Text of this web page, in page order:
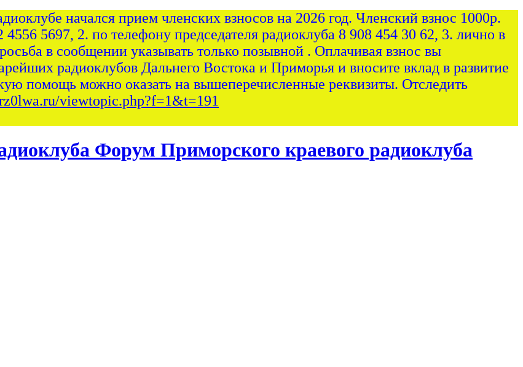
начался прием членских взносов на 2026 год. Членский взнос 1000р.
5697, 2. по телефону председателя радиоклуба 8 908 454 30 62, 3. лично в
в сообщении указывать только позывной . Оплачивая взнос вы
радиоклубов Дальнего Востока и Приморья и вносите вклад в развитие
помощь можно оказать на вышеперечисленные реквизиты. Отследить
viewtopic.php?f=1&t=191
Форум Приморского краевого радиоклуба